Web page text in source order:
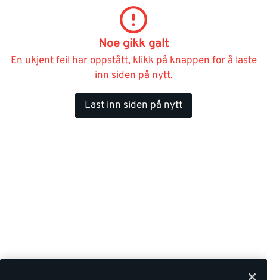
Noe gikk galt
En ukjent feil har oppstått, klikk på knappen for å laste
inn siden på nytt.
Last inn siden på nytt